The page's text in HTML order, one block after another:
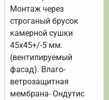
Монтаж через
строганый брусок
камерной сушки
45х45+/-5 мм.
(вентилируемый
фасад). Влаго-
ветрозащитная
мембрана- Ондутис